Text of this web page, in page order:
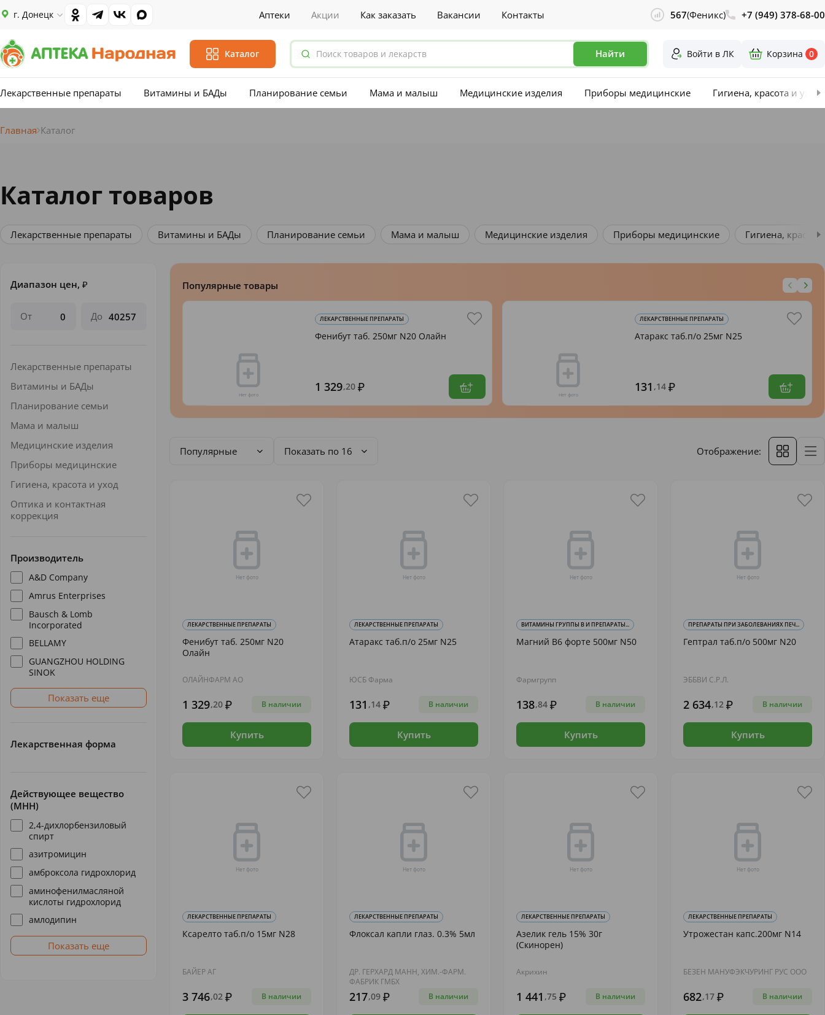
г. Донецк Аптеки Акции Как заказать Вакансии Контакты 567(Феникс) +7 (949) 378-68-00
Каталог Найти Войти в ЛК Корзина 0
Лекарственные препараты Витамины и БАДы Планирование семьи Мама и малыш Медицинские изделия Приборы медицинские Гигиена, красота и уход
Главная Каталог
Каталог товаров
Витамины и БАДы Планирование семьи Мама и малыш Медицинские изделия Приборы медицинские Гигиена, красота и уход Оптика и
Диапазон цен, ₽
От До
Лекарственные препараты
Витамины и БАДы
Планирование семьи
Мама и малыш
Медицинские изделия
Приборы медицинские
Гигиена, красота и уход
Оптика и контактная
коррекция
Производитель
A&D Company
Amrus Enterprises
Bausch & Lomb
Incorporated
BELLAMY
GUANGZHOU HOLDING
SINOK
Показать еще
Лекарственная форма
Действующее вещество
(МНН)
2,4-дихлорбензиловый
спирт
азитромицин
амброксола гидрохлорид
аминофенилмасляной
кислоты гидрохлорид
амлодипин
Показать еще
Популярные товары
ЛЕКАРСТВЕННЫЕ ПРЕПАРАТЫ
Фенибут таб. 250мг N20 Олайн
1 329,20
ЛЕКАРСТВЕННЫЕ ПРЕПАРАТЫ
Атаракс таб.п/о 25мг N25
131 ,14
Популярные Показать по 16 Отображение:
ЛЕКАРСТВЕННЫЕ ПРЕПАРАТЫ
Фенибут таб. 250мг N20
Олайн
ОЛАЙНФАРМ АО
1 329,20 В наличии
Купить
ЛЕКАРСТВЕННЫЕ ПРЕПАРАТЫ
Атаракс таб.п/о 25мг N25
ЮСБ Фарма
131 ,14 В наличии
Купить
ВИТАМИНЫ ГРУППЫ В И ПРЕПАРАТЫ...
Магний В6 форте 500мг N50
Фармгрупп
138,84 В наличии
Купить
ПРЕПАРАТЫ ПРИ ЗАБОЛЕВАНИЯХ ПЕЧ...
Гептрал таб.п/о 500мг N20
ЭББВИ С.Р.Л.
2 634,12 В наличии
Купить
ЛЕКАРСТВЕННЫЕ ПРЕПАРАТЫ
Ксарелто таб.п/о 15мг N28
БАЙЕР АГ
3 746,02 В наличии
ЛЕКАРСТВЕННЫЕ ПРЕПАРАТЫ
Флоксал капли глаз. 0.3% 5мл
ДР. ГЕРХАРД МАНН, ХИМ.-ФАРМ.
ФАБРИК ГМБХ
217,09 В наличии
ЛЕКАРСТВЕННЫЕ ПРЕПАРАТЫ
Азелик гель 15% 30г
(Скинорен)
Акрихин
1 441 ,75 В наличии
ЛЕКАРСТВЕННЫЕ ПРЕПАРАТЫ
Утрожестан капс.200мг N14
БЕЗЕН МАНУФЭКЧУРИНГ РУС ООО
682,17 В наличии